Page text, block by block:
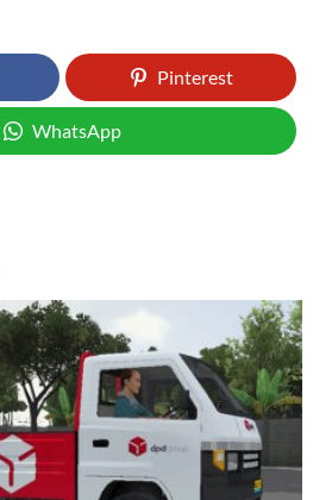
Pinterest
WhatsApp